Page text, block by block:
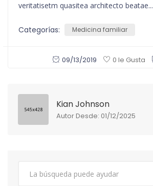
veritatisetm quasitea architecto beatae...
Categorías: Medicina familiar
09/13/2019 0 le Gusta
Kian Johnson
Autor Desde: 01/12/2025